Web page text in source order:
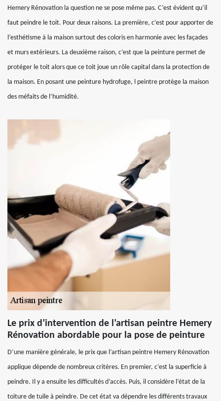
Hemery Rénovation la question ne se pose même pas. C’est évident qu’il
faut peindre le toit. Pour deux raisons. La première, c’est pour apporter de
l’esthétisme à la maison surtout des coloris en harmonie avec les façades
et murs extérieurs. La deuxième raison, c’est que la peinture permet de
protéger le toit alors que ce toit joue un rôle capital dans la protection de
la maison. En posant une peinture hydrofuge, l peintre protège la maison
des méfaits de l’humidité.
Le prix d’intervention de l’artisan peintre Hemery
Rénovation abordable pour la pose de peinture
D’une manière générale, le prix que l’artisan peintre Hemery Rénovation
applique dépende de nombreux critères. En premier, c’est la superficie à
peindre. Il y a ensuite les difficultés d’accès. Puis, il considère l’état de la
toiture de tuile à peindre. De cet état va dépendre les différents travaux